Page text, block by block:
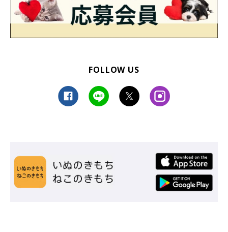
FOLLOW US